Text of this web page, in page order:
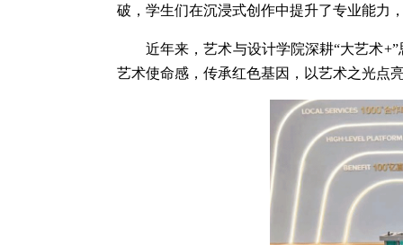
破，学生们在沉浸式创作中提升了专业能力
近年来，艺术与设计学院深耕“大艺术
艺术使命感，传承红色基因，以艺术之光点